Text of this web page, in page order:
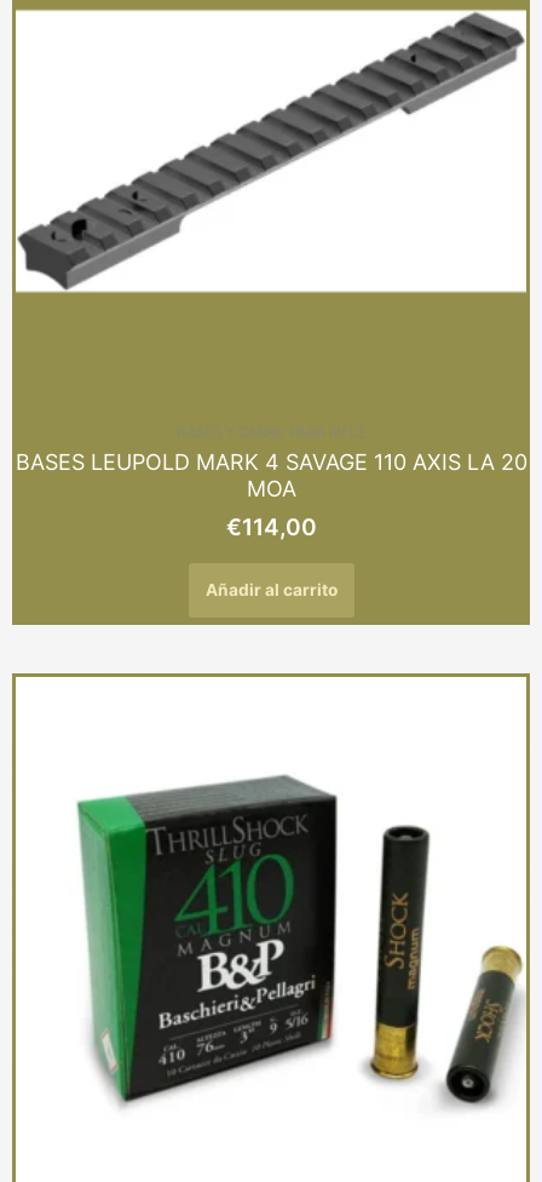
BASES Y CARRIL PARA RIFLE
BASES LEUPOLD MARK 4 SAVAGE 110 AXIS LA 20
MOA
€114,00
Añadir al carrito